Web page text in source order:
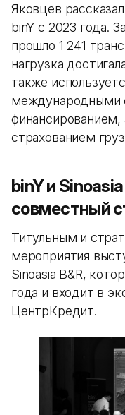
Яковцев
binY с 2023 года.
прошло 1 241
нагрузка
также
международными
страхованием
binY и
совместный
Титульным и
мероприятия
Sinoasia B&R,
года и входит в
ЦентрКредит.